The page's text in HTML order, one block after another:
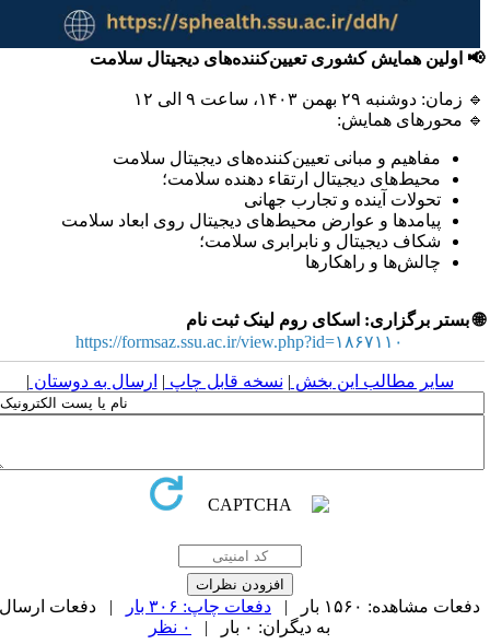
اولین همایش کشوری تعیین‌کننده‌های دیجیتال سلامت
دوشنبه ۲۹ بهمن ۱۴۰۳، ساعت ۹ الی ۱۲
محورهای همایش:
مفاهیم و مبانی تعیین‌کننده‌های دیجیتال سلامت
محیط‌های دیجیتال ارتقاء دهنده سلامت؛
تحولات آینده و تجارب جهانی
پیامدها و عوارض محیط‌های دیجیتال روی ابعاد سلامت
شکاف دیجیتال و نابرابری سلامت؛
چالش‌ها و راهکارها
بستر برگزاری: اسکای روم لینک ثبت نام
https://formsaz.ssu.ac.ir/view.php?id=۱۸۶۷۱۱۰
سایر مطالب این بخش | نسخه قابل چاپ| ارسال به دوستان|
دفعات مشاهده: ۱۵۶۰ بار | دفعات چاپ: ۳۰۶ بار
| دفعات ارسال
به دیگران: ۰ بار |